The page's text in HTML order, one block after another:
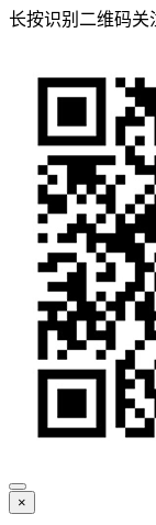
长按识别二维码关
×